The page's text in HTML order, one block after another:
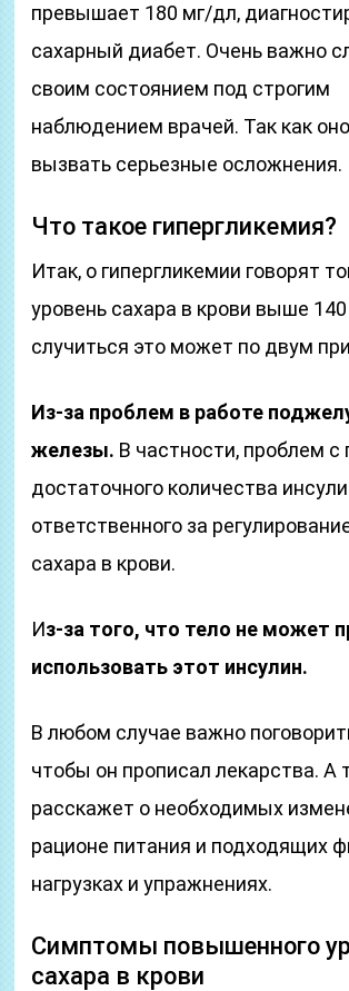
превышает 180 мг/дл,
сахарный диабет. Очень важно
своим состоянием под строгим
наблюдением врачей. Так как
вызвать серьезные осложнения.
Что такое гипергликемия?
Итак, о гипергликемии говорят
уровень сахара в крови выше
случиться это может по двум
Из-за проблем в работе
железы. В частности, проблем с
достаточного количества
ответственного за
сахара в крови.
Из-за того, что тело не может
использовать этот инсулин.
В любом случае важно
чтобы он прописал лекарства. А
расскажет о необходимых
рационе питания и подходящих
нагрузках и упражнениях.
Симптомы повышенного
сахара в крови